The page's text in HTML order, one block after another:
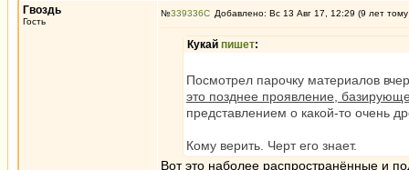
Гвоздь
Гость
№339336 Добавлено: Вс 13 Авг 17, 12:29 (9 лет
Кукай пишет:
Посмотрел парочку материалов
это позднее проявление,
представлением о какой-то очень
Кому верить. Черт его знает.
Вот это наболее распространённые и